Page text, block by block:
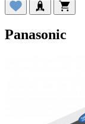
Panasonic